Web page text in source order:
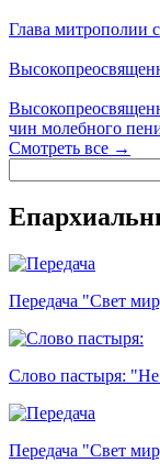
Глава митрополии
чин молебного
Смотреть все →
Передача "Свет
Слово пастыря: "Не
Передача "Свет